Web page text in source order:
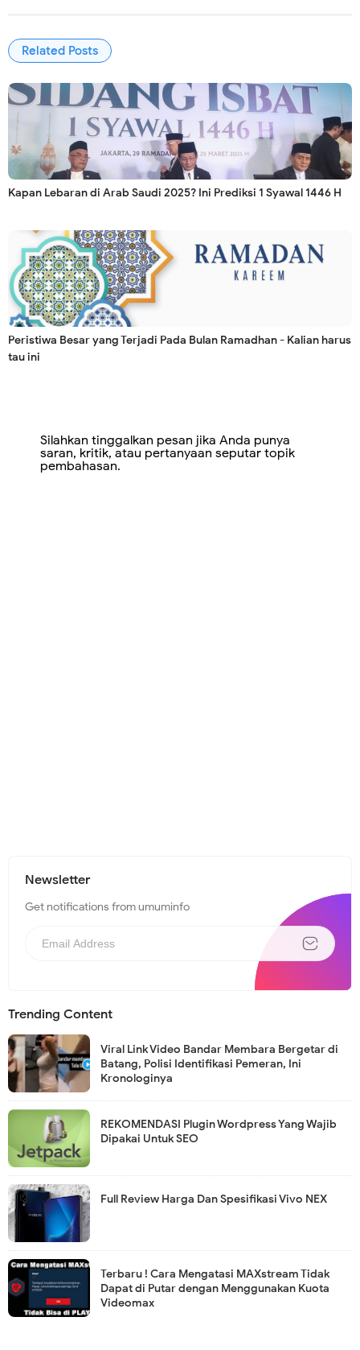
Related Posts
Kapan Lebaran di Arab Saudi 2025? Ini Prediksi 1 Syawal 1446 H
Peristiwa Besar yang Terjadi Pada Bulan Ramadhan - Kalian harus
tau ini
Silahkan tinggalkan pesan jika Anda punya
saran, kritik, atau pertanyaan seputar topik
pembahasan.
Newsletter
Get notifications from umuminfo
Trending Content
Viral Link Video Bandar Membara Bergetar di
Batang, Polisi Identifikasi Pemeran, Ini
Kronologinya
REKOMENDASI Plugin Wordpress Yang Wajib
Dipakai Untuk SEO
Full Review Harga Dan Spesifikasi Vivo NEX
Terbaru ! Cara Mengatasi MAXstream Tidak
Dapat di Putar dengan Menggunakan Kuota
Videomax